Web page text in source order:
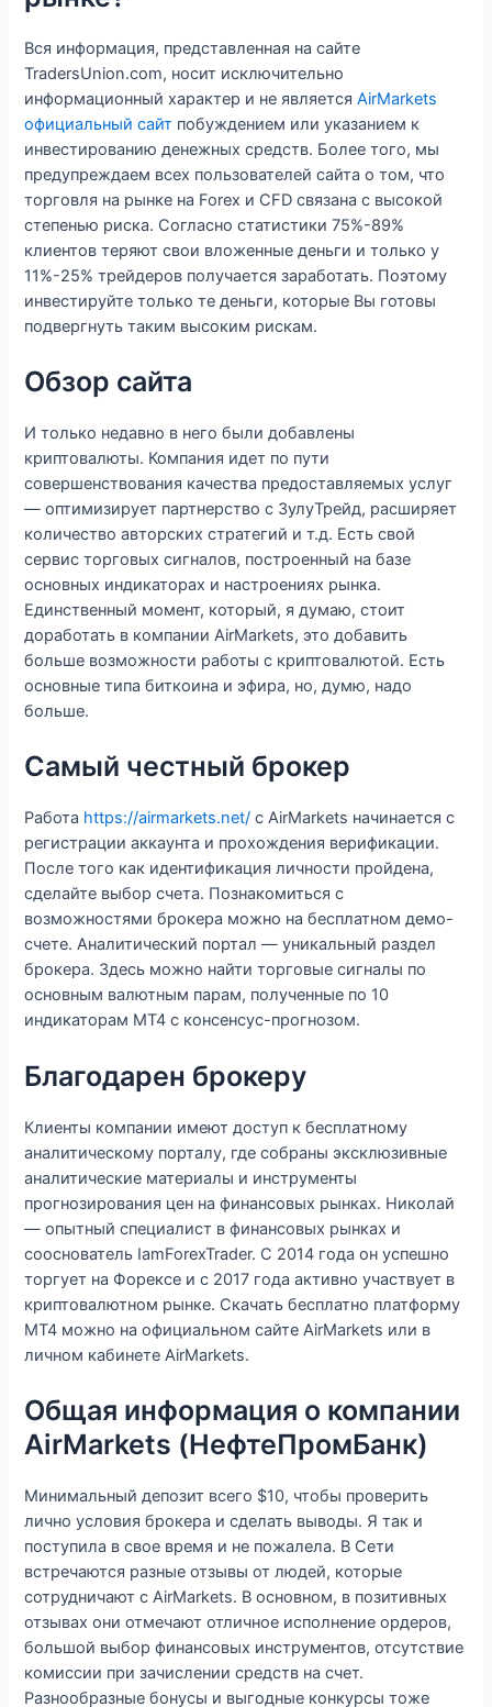
Вся информация, представленная на сайте
TradersUnion.com, носит исключительно
информационный характер и не являетсяAirMarkets
официальный сайт побуждением или указанием к
инвестированию денежных средств. Более того, мы
предупреждаем всех пользователей сайта о том, что
торговля на рынке на Forex и CFD связана с высокой
степенью риска. Согласно статистики 75%-89%
клиентов теряют свои вложенные деньги и только у
11%-25% трейдеров получается заработать. Поэтому
инвестируйте только те деньги, которые Вы готовы
подвергнуть таким высоким рискам.
Обзор сайта
И только недавно в него были добавлены
криптовалюты. Компания идет по пути
совершенствования качества предоставляемых услуг
— оптимизирует партнерство с ЗулуТрейд, расширяет
количество авторских стратегий и т.д. Есть свой
сервис торговых сигналов, построенный на базе
основных индикаторах и настроениях рынка.
Единственный момент, который, я думаю, стоит
доработать в компании AirMarkets, это добавить
больше возможности работы с криптовалютой. Есть
основные типа биткоина и эфира, но, думю, надо
больше.
Самый честный брокер
Работа https://airmarkets.net/ с AirMarkets начинается с
регистрации аккаунта и прохождения верификации.
После того как идентификация личности пройдена,
сделайте выбор счета. Познакомиться с
возможностями брокера можно на бесплатном демо-
счете. Аналитический портал — уникальный раздел
брокера. Здесь можно найти торговые сигналы по
основным валютным парам, полученные по 10
индикаторам МТ4 с консенсус-прогнозом.
Благодарен брокеру
Клиенты компании имеют доступ к бесплатному
аналитическому порталу, где собраны эксклюзивные
аналитические материалы и инструменты
прогнозирования цен на финансовых рынках. Николай
— опытный специалист в финансовых рынках и
сооснователь IamForexTrader. С 2014 года он успешно
торгует на Форексе и с 2017 года активно участвует в
криптовалютном рынке. Скачать бесплатно платформу
МТ4 можно на официальном сайте AirMarkets или в
личном кабинете AirMarkets.
Общая информация о компании
AirMarkets (НефтеПромБанк)
Минимальный депозит всего $10, чтобы проверить
лично условия брокера и сделать выводы. Я так и
поступила в свое время и не пожалела. В Сети
встречаются разные отзывы от людей, которые
сотрудничают с AirMarkets. В основном, в позитивных
отзывах они отмечают отличное исполнение ордеров,
большой выбор финансовых инструментов, отсутствие
комиссии при зачислении средств на счет.
Разнообразные бонусы и выгодные конкурсы тоже